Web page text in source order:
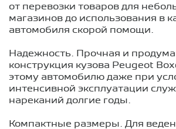
от перевозки товаров для
магазинов до использования в
автомобиля скорой помощи.
Надежность. Прочная и
конструкция кузова Peugeot
этому автомобилю даже при
интенсивной эксплуатации
нареканий долгие годы.
Компактные размеры. Для